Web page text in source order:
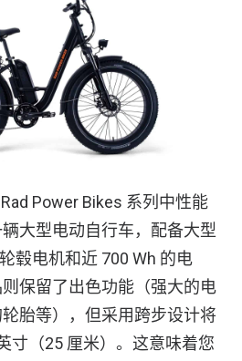
Power Bikes 系列中性能
大型电动自行车，配备大型
毂电机和近 700 Wh 的电
保留了出色功能（强大的电
胎等），但采用跨步设计将
寸（25 厘米）。这意味着您